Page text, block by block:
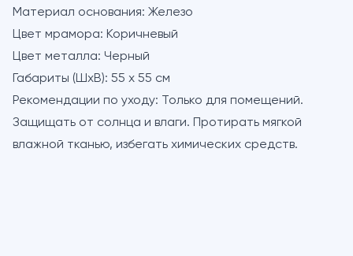
Материал основания: Железо
Цвет мрамора: Коричневый
Цвет металла: Черный
Габариты (ШхВ): 55 х 55 см
Рекомендации по уходу: Только для помещений.
Защищать от солнца и влаги. Протирать мягкой
влажной тканью, избегать химических средств.